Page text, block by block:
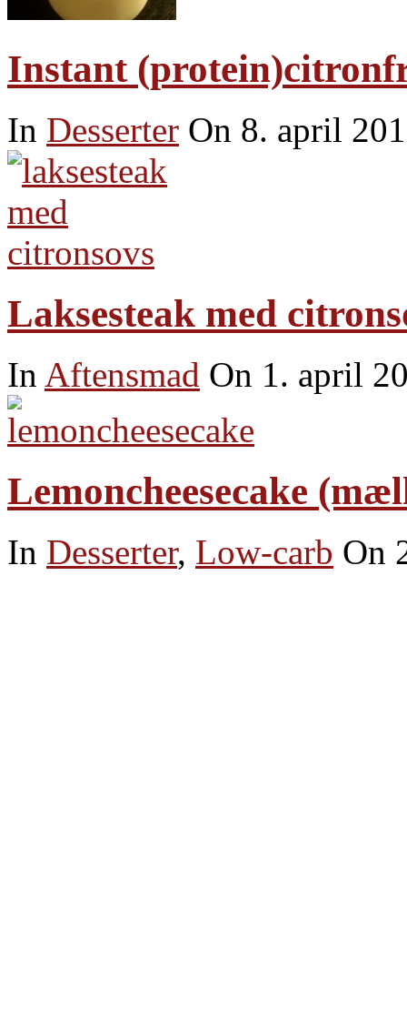
Instant
In Desserter On 8. april
Laksesteak med
In Aftensmad On 1. april
Lemoncheesecake
In Desserter, Low-carb On